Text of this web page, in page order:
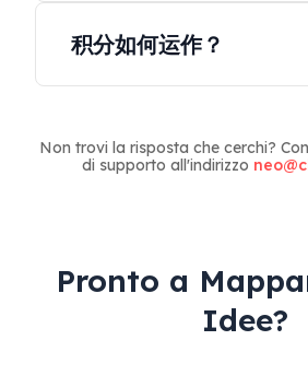
您可以随时优化、重组或扩展它。
积分如何运作？
Non trovi la risposta che cerchi?
di supporto all'indirizzo
Pronto a
Idee?